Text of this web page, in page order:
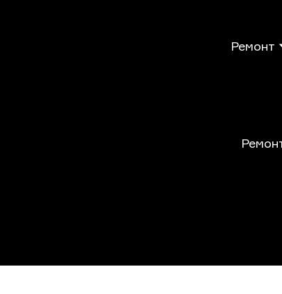
Ремонт